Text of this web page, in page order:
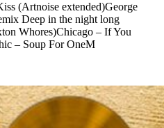
(Artnoise extended)George
Deep in the night long
Whores)Chicago – If You
– Soup For OneM